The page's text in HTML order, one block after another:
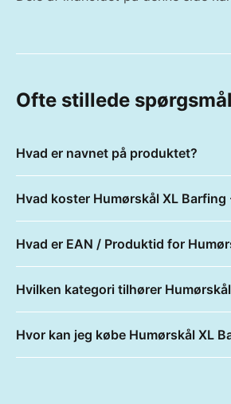
Ofte stillede spørgsmål
Hvad er navnet på produktet?
Hvad koster Humørskål XL Barfing
Hvad er EAN / Produktid for
Hvilken kategori tilhører
Hvor kan jeg købe Humørskål XL